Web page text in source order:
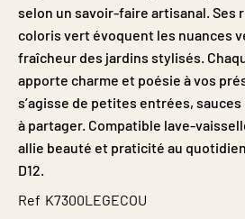
selon un savoir-faire artisanal. Ses
coloris vert évoquent les nuances
fraîcheur des jardins stylisés.
apporte charme et poésie à vos
s’agisse de petites entrées,
à partager. Compatible lave-
allie beauté et praticité au
D12.
Ref K7300LEGECOU